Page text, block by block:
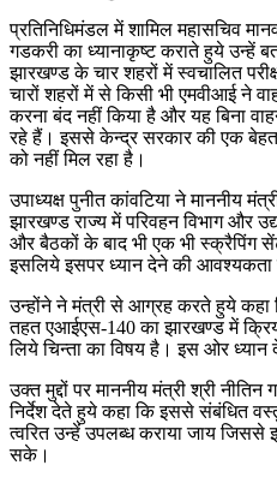
प्रतिनिधिमंडल में शामिल महासचिव
गडकरी का ध्यानाकृष्ट कराते हुये उन्हें
झारखण्ड के चार शहरों में स्वचालित
चारों शहरों में से किसी भी एमवीआई ने
करना बंद नहीं किया है और यह बिना
रहे हैं। इससे केन्द्र सरकार की एक
को नहीं मिल रहा है।
उपाध्यक्ष पुनीत कांवटिया ने माननीय
झारखण्ड राज्य में परिवहन विभाग और
और बैठकों के बाद भी एक भी स्क्रैपिंग
इसलिये इसपर ध्यान देने की आवश्यकता
उन्होंने ने मंत्री से आग्रह करते हुये कहा
तहत एआईएस-140 का झारखण्ड में
लिये चिन्ता का विषय है। इस ओर
उक्त मुद्दों पर माननीय मंत्री श्री
निर्देश देते हुये कहा कि इससे संबंधित
त्वरित उन्हें उपलब्ध कराया जाय जिससे
सके।